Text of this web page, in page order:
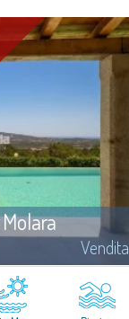
Vendita
di Punta Molara, una
a sud di Olbia e
Tavolara Coda Cavallo,